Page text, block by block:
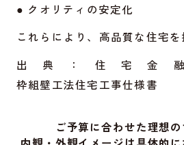
● クオリティの安定化
これらにより、高品質な住宅を
出典：住宅金
枠組壁工法住宅工事仕様書
ご予算に合わせた理想